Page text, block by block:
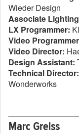
Wieder Design
Associate
LX Programmer:
Video
Video Director:
Design Assistant:
Technical Director:
Wonderworks
Marc Greiss